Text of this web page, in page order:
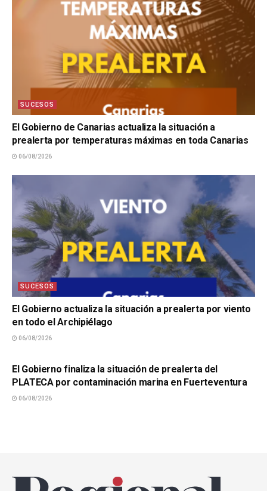
SUCESOS
El Gobierno de Canarias actualiza la situación a
prealerta por temperaturas máximas en toda Canarias
06/08/2026
SUCESOS
El Gobierno actualiza la situación a prealerta por viento
en todo el Archipiélago
06/08/2026
El Gobierno finaliza la situación de prealerta del
PLATECA por contaminación marina en Fuerteventura
06/08/2026